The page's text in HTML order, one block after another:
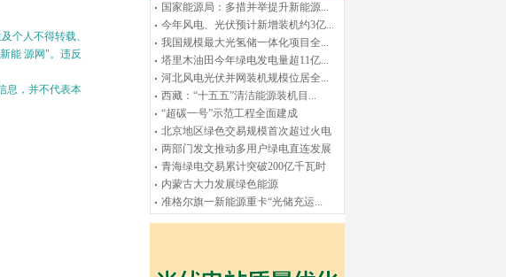
个人不得转载、
能 源网"。违反
息，并不代表本
国家能源局：多措并举提升新能源...
今年风电、光伏预计新增装机约3亿...
我国规模最大光氢储一体化项目全...
塔里木油田今年绿电发电量超11亿...
河北风电光伏并网装机规模位居全...
西藏：“十五五”清洁能源装机目...
“超碳一号”示范工程全面建成
北京地区绿色交易规模首次超过火电
两部门发文推动多用户绿电直连发展
青海绿电交易累计突破200亿千瓦时
内蒙古大力发展绿色能源
准格尔旗一新能源重卡“光储充运...